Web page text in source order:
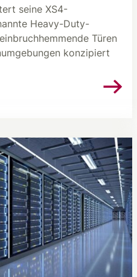
seine XS4-
Heavy-Duty-
Türen
konzipiert